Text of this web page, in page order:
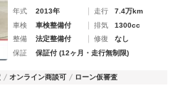
年式 2013年 走行
7.4万km
車検
車検整備付 排気
1300cc
整備
法定整備付 修復
なし
保証
保証付 (12ヶ月・走行無制限)
オンライン商談可 ローン仮審査